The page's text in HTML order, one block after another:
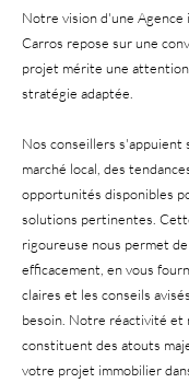
Notre vision d'une Agence
Carros repose sur une
projet mérite une
stratégie adaptée.
Nos conseillers s'appuient
marché local, des
opportunités disponibles
solutions pertinentes.
rigoureuse nous permet
efficacement, en vous
claires et les conseils
besoin. Notre réactivité et
constituent des atouts
votre projet immobilier